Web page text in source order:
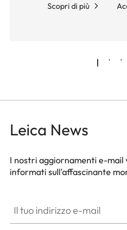
Scopri di più
Leica News
I nostri aggiornamenti e-mail
informati sull'affascinante